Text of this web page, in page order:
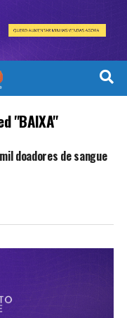
"BAIXA"
doadores de sangue